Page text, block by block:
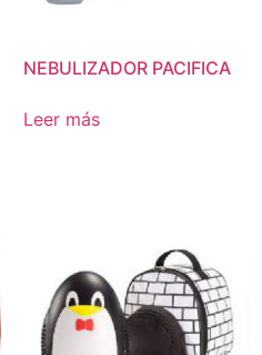
NEBULIZADOR PACIFICA
Leer más